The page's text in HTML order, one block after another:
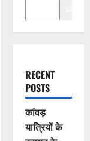
RECENT
POSTS
कांवड़
यात्रियों के